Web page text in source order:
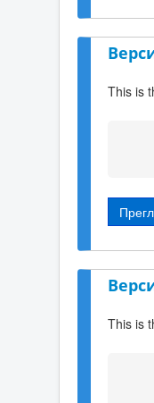
This is
This is